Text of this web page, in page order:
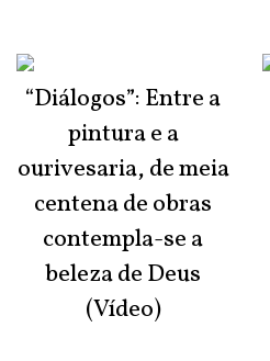
“Diálogos”: Entre a
pintura e a
ourivesaria, de meia
centena de obras
contempla-se a
beleza de Deus
(Vídeo)